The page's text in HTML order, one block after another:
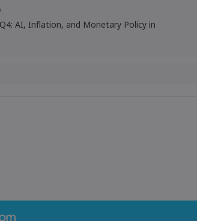
AI, Inflation, and Monetary Policy in
Overheating, U.S. Trade Policy Risk